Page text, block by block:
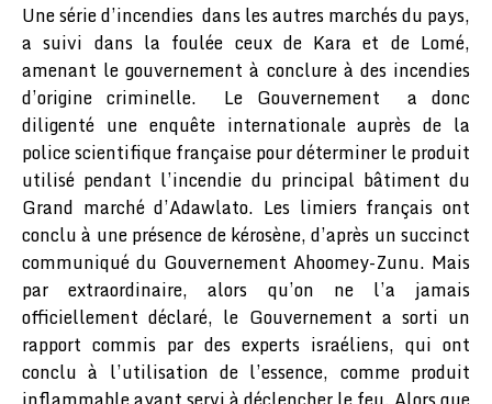
Une série d’incendies dans les autres marchés du pays,
a suivi dans la foulée ceux de Kara et de Lomé,
amenant le gouvernement à conclure à des incendies
d’origine criminelle. Le Gouvernement a donc
diligenté une enquête internationale auprès de la
police scientifique française pour déterminer le produit
utilisé pendant l’incendie du principal bâtiment du
Grand marché d’Adawlato. Les limiers français ont
conclu à une présence de kérosène, d’après un succinct
communiqué du Gouvernement Ahoomey-Zunu. Mais
par extraordinaire, alors qu’on ne l’a jamais
officiellement déclaré, le Gouvernement a sorti un
rapport commis par des experts israéliens, qui ont
conclu à l’utilisation de l’essence, comme produit